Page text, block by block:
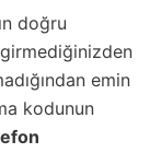
doğru
emin
kodunun